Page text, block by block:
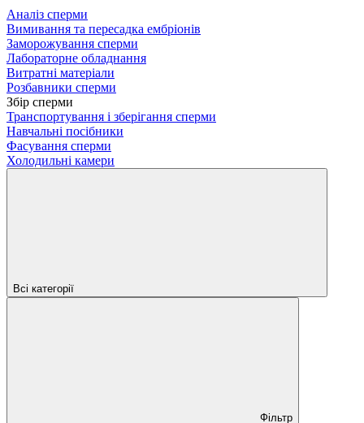
Аналіз сперми
Вимивання та пересадка ембріонів
Заморожування сперми
Лабораторне обладнання
Витратні матеріали
Розбавники сперми
Збір сперми
Транспортування і зберігання сперми
Навчальні посібники
Фасування сперми
Холодильні камери
Всі категорії
Фільтр